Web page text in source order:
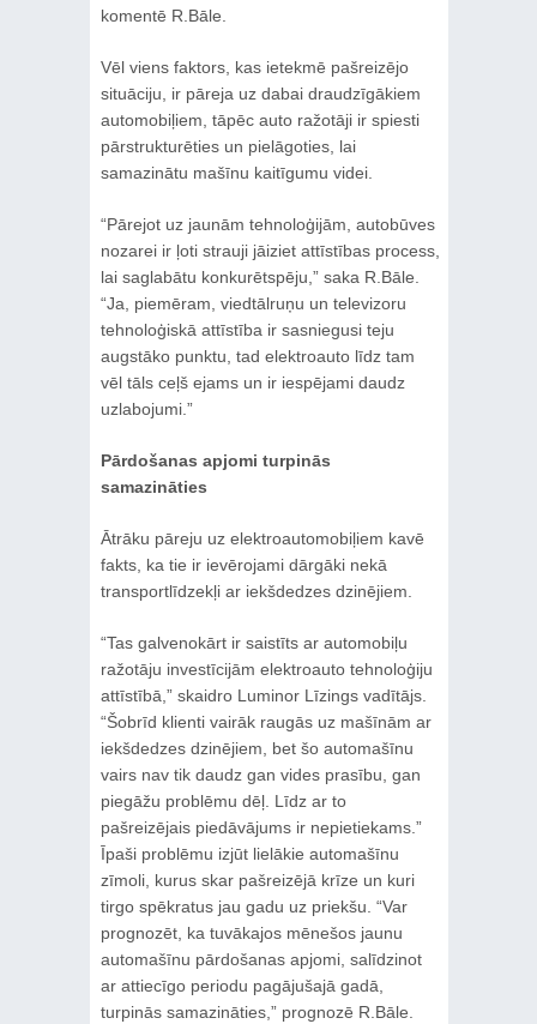
komentē R.Bāle.
Vēl viens faktors, kas ietekmē pašreizējo
situāciju, ir pāreja uz dabai draudzīgākiem
automobiļiem, tāpēc auto ražotāji ir spiesti
pārstrukturēties un pielāgoties, lai
samazinātu mašīnu kaitīgumu videi.
“Pārejot uz jaunām tehnoloģijām, autobūves
nozarei ir ļoti strauji jāiziet attīstības process,
lai saglabātu konkurētspēju,” saka R.Bāle.
“Ja, piemēram, viedtālruņu un televizoru
tehnoloģiskā attīstība ir sasniegusi teju
augstāko punktu, tad elektroauto līdz tam
vēl tāls ceļš ejams un ir iespējami daudz
uzlabojumi.”
Pārdošanas apjomi turpinās
samazināties
Ātrāku pāreju uz elektroautomobiļiem kavē
fakts, ka tie ir ievērojami dārgāki nekā
transportlīdzekļi ar iekšdedzes dzinējiem.
“Tas galvenokārt ir saistīts ar automobiļu
ražotāju investīcijām elektroauto tehnoloģiju
attīstībā,” skaidro Luminor Līzings vadītājs.
“Šobrīd klienti vairāk raugās uz mašīnām ar
iekšdedzes dzinējiem, bet šo automašīnu
vairs nav tik daudz gan vides prasību, gan
piegāžu problēmu dēļ. Līdz ar to
pašreizējais piedāvājums ir nepietiekams.”
Īpaši problēmu izjūt lielākie automašīnu
zīmoli, kurus skar pašreizējā krīze un kuri
tirgo spēkratus jau gadu uz priekšu. “Var
prognozēt, ka tuvākajos mēnešos jaunu
automašīnu pārdošanas apjomi, salīdzinot
ar attiecīgo periodu pagājušajā gadā,
turpinās samazināties,” prognozē R.Bāle.